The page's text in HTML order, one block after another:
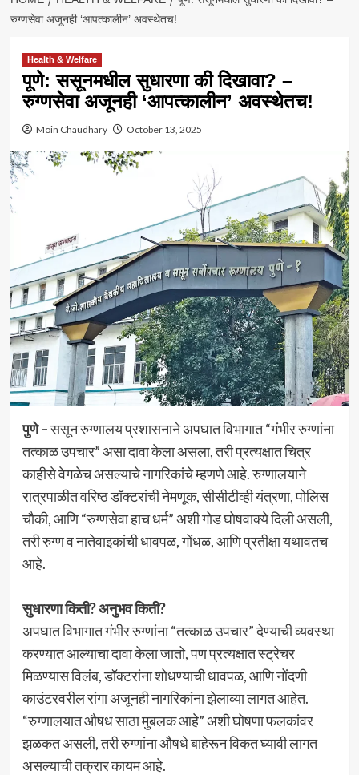
रुग्णसेवा अजूनही ‘आपत्कालीन’ अवस्थेतच!
Health & Welfare
पूणे: ससूनमधील सुधारणा की दिखावा? –
रुग्णसेवा अजूनही ‘आपत्कालीन’ अवस्थेतच!
Moin Chaudhary October 13, 2025
पुणे –ससून रुग्णालय प्रशासनाने अपघात विभागात “गंभीर रुग्णांना
तत्काळ उपचार” असा दावा केला असला, तरी प्रत्यक्षात चित्र
काहीसे वेगळेच असल्याचे नागरिकांचे म्हणणे आहे. रुग्णालयाने
रात्रपाळीत वरिष्ठ डॉक्टरांची नेमणूक, सीसीटीव्ही यंत्रणा, पोलिस
चौकी, आणि “रुग्णसेवा हाच धर्म” अशी गोड घोषवाक्ये दिली असली,
तरी रुग्ण व नातेवाइकांची धावपळ, गोंधळ, आणि प्रतीक्षा यथावतच
आहे.
सुधारणा किती? अनुभव किती?
अपघात विभागात गंभीर रुग्णांना “तत्काळ उपचार” देण्याची व्यवस्था
करण्यात आल्याचा दावा केला जातो, पण प्रत्यक्षात स्ट्रेचर
मिळण्यास विलंब, डॉक्टरांना शोधण्याची धावपळ, आणि नोंदणी
काउंटरवरील रांगा अजूनही नागरिकांना झेलाव्या लागत आहेत.
“रुग्णालयात औषध साठा मुबलक आहे” अशी घोषणा फलकांवर
झळकत असली, तरी रुग्णांना औषधे बाहेरून विकत घ्यावी लागत
असल्याची तक्रार कायम आहे.